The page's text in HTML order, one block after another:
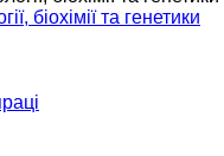
біохімії та генетики